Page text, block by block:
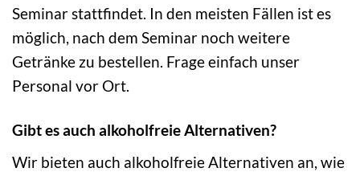
Seminar stattfindet. In den meisten Fällen ist es
möglich, nach dem Seminar noch weitere
Getränke zu bestellen. Frage einfach unser
Personal vor Ort.
Gibt es auch alkoholfreie Alternativen?
Wir bieten auch alkoholfreie Alternativen an, wie